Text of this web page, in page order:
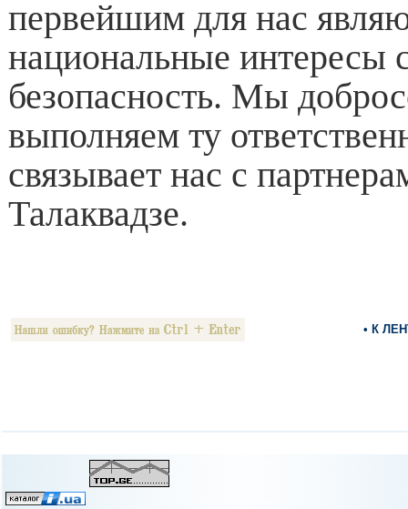
первейшим для нас
национальные интересы
безопасность. Мы
выполняем ту
связывает нас с
Талаквадзе.
• К